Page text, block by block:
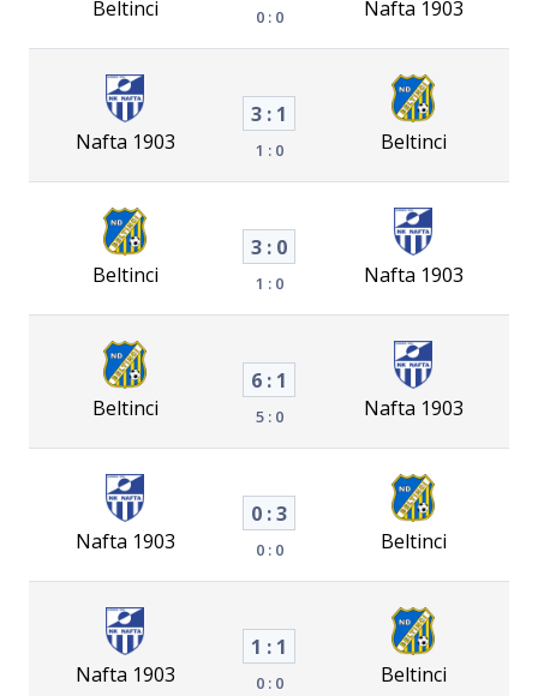
Beltinci 0 : 0 Nafta 1903
Nafta 1903
3 : 1
1 : 0 Beltinci
Beltinci
3 : 0
1 : 0 Nafta 1903
Beltinci
6 : 1
5 : 0 Nafta 1903
Nafta 1903
0 : 3
0 : 0 Beltinci
Nafta 1903
1 : 1
0 : 0 Beltinci